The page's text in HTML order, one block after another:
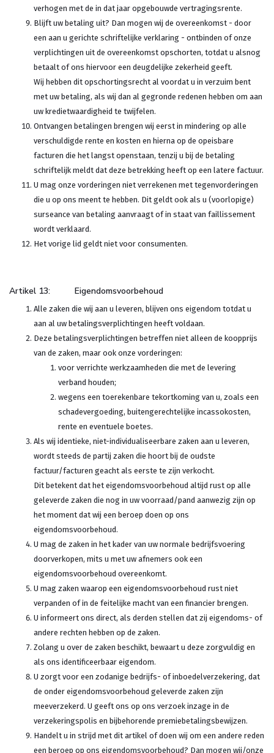
verhogen met de in dat jaar opgebouwde vertragingsrente.
Blijft uw betaling uit? Dan mogen wij de overeenkomst - door
een aan u gerichte schriftelijke verklaring - ontbinden of onze
verplichtingen uit de overeenkomst opschorten, totdat u alsnog
betaalt of ons hiervoor een deugdelijke zekerheid geeft.
Wij hebben dit opschortingsrecht al voordat u in verzuim bent
met uw betaling, als wij dan al gegronde redenen hebben om aan
uw kredietwaardigheid te twijfelen.
Ontvangen betalingen brengen wij eerst in mindering op alle
verschuldigde rente en kosten en hierna op de opeisbare
facturen die het langst openstaan, tenzij u bij de betaling
schriftelijk meldt dat deze betrekking heeft op een latere factuur.
U mag onze vorderingen niet verrekenen met tegenvorderingen
die u op ons meent te hebben. Dit geldt ook als u (voorlopige)
surseance van betaling aanvraagt of in staat van faillissement
wordt verklaard.
Het vorige lid geldt niet voor consumenten.
Artikel 13: Eigendomsvoorbehoud
Alle zaken die wij aan u leveren, blijven ons eigendom totdat u
aan al uw betalingsverplichtingen heeft voldaan.
Deze betalingsverplichtingen betreffen niet alleen de koopprijs
van de zaken, maar ook onze vorderingen:
voor verrichte werkzaamheden die met de levering
verband houden;
wegens een toerekenbare tekortkoming van u, zoals een
schadevergoeding, buitengerechtelijke incassokosten,
rente en eventuele boetes.
Als wij identieke, niet-individualiseerbare zaken aan u leveren,
wordt steeds de partij zaken die hoort bij de oudste
factuur/facturen geacht als eerste te zijn verkocht.
Dit betekent dat het eigendomsvoorbehoud altijd rust op alle
geleverde zaken die nog in uw voorraad/pand aanwezig zijn op
het moment dat wij een beroep doen op ons
eigendomsvoorbehoud.
U mag de zaken in het kader van uw normale bedrijfsvoering
doorverkopen, mits u met uw afnemers ook een
eigendomsvoorbehoud overeenkomt.
U mag zaken waarop een eigendomsvoorbehoud rust niet
verpanden of in de feitelijke macht van een financier brengen.
U informeert ons direct, als derden stellen dat zij eigendoms- of
andere rechten hebben op de zaken.
Zolang u over de zaken beschikt, bewaart u deze zorgvuldig en
als ons identificeerbaar eigendom.
U zorgt voor een zodanige bedrijfs- of inboedelverzekering, dat
de onder eigendomsvoorbehoud geleverde zaken zijn
meeverzekerd. U geeft ons op ons verzoek inzage in de
verzekeringspolis en bijbehorende premiebetalingsbewijzen.
Handelt u in strijd met dit artikel of doen wij om een andere reden
een beroep op ons eigendomsvoorbehoud? Dan mogen wij/onze